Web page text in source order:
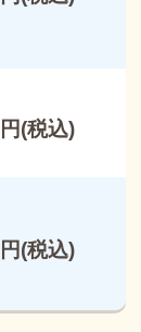
円(税込)
円(税込)